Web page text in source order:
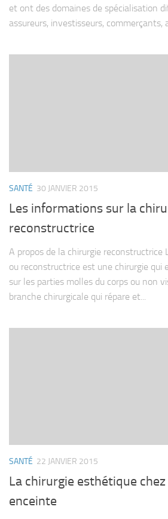
et ont des domaines de spécialisation
assureurs, investisseurs, commerçants,
SANTÉ 30 JANVIER 2015
Les informations sur la
reconstructrice
A propos de la chirurgie reconstructrice
ou reconstructrice est une chirurgie qui
sur les parties molles du corps ou non
branche chirurgicale qui répare et...
SANTÉ 22 JANVIER 2015
La chirurgie esthétique
enceinte